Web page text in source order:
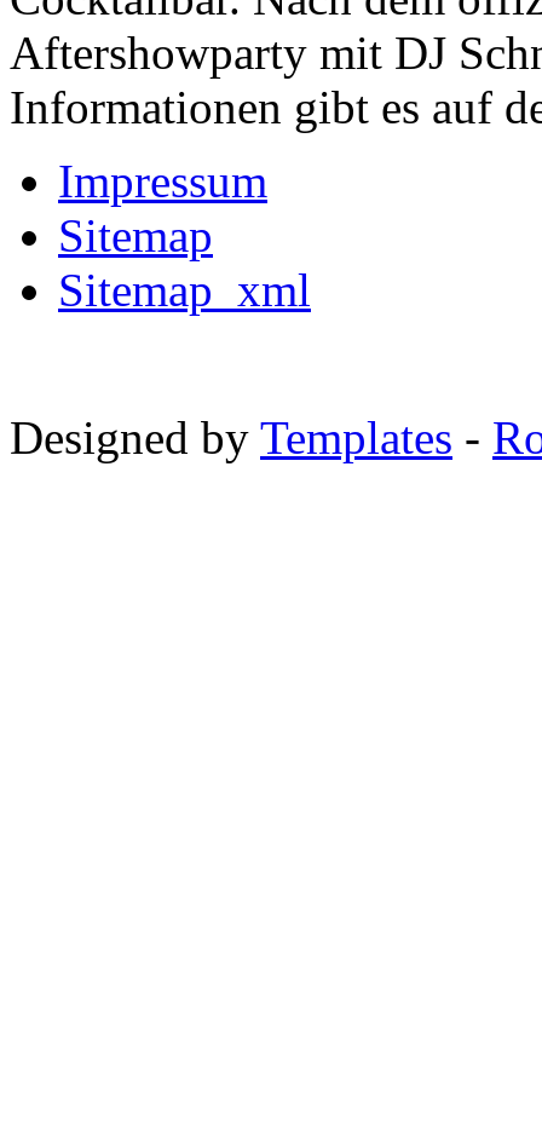
Aftershowparty mit DJ
Informationen gibt es auf
Impressum
Sitemap
Sitemap_xml
Designed by Templates -